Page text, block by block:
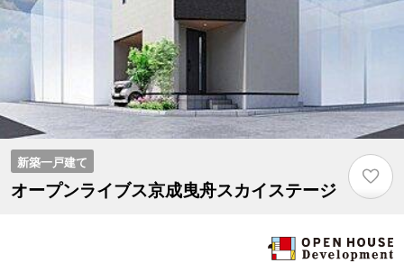
新築一戸建て
オープンライブス京成曳舟スカイステージ
♡